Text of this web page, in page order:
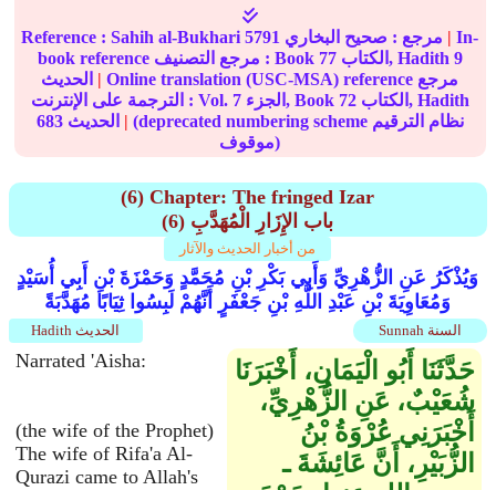
Reference :Sahih al-Bukhari 5791 مرجع : صحيح البخاري | In-
book reference مرجع التصنيف : Book 77 الكتاب, Hadith 9
| Online translation (USC-MSA) reference مرجع
الترجمة على الإنترنت : Vol. 7 الجزء, Book 72
الكتاب, Hadith
683
| (deprecated numbering scheme نظام الترقيم
موقوف)
(6) Chapter: The fringed Izar
(6) باب الإِزَارِ الْمُهَدَّبِ
من أخبار الحديث والآثار
وَيُذْكَرُ عَنِ الزُّهْرِيِّ وَأَبِي بَكْرِ بْنِ مُحَمَّدٍ وَحَمْزَةَ بْنِ أَبِي أُسَيْدٍ
وَمُعَاوِيَةَ بْنِ عَبْدِ اللَّهِ بْنِ جَعْفَرٍ أَنَّهُمْ لَبِسُوا ثِيَابًا مُهَدَّبَةً
Sunnah السنة Hadith الحديث
Narrated 'Aisha:
(the wife of the Prophet)
The wife of Rifa'a Al-
Qurazi came to Allah's
حَدَّثَنَا أَبُو الْيَمَانِ، أَخْبَرَنَا
شُعَيْبٌ، عَنِ الزُّهْرِيِّ،
أَخْبَرَنِي عُرْوَةُ بْنُ
الزُّبَيْرِ، أَنَّ عَائِشَةَ ـ